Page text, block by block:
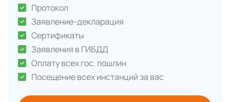
Протокол
Заявление-декларация
Сертификаты
Заявления в ГИБДД
Оплату всех гос. пошлин
Посещение всех инстанций за вас